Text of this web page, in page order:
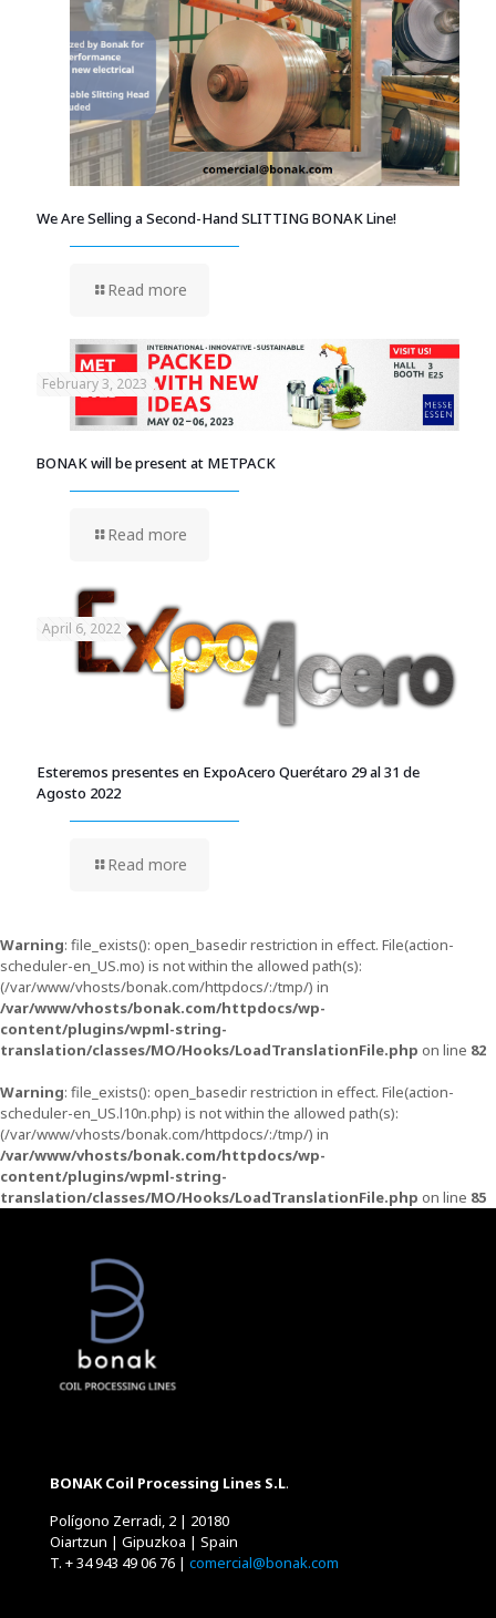
We Are Selling a Second-Hand SLITTING BONAK Line!
Read more
February 3, 2023
BONAK will be present at METPACK
Read more
April 6, 2022
Esteremos presentes en ExpoAcero Querétaro 29 al 31 de
Agosto 2022
Read more
BONAK Coil Processing Lines S.L.
Polígono Zerradi, 2 | 20180
Oiartzun | Gipuzkoa | Spain
T. + 34 943 49 06 76 | comercial@bonak.com
Warning: file_exists(): open_basedir restriction in effect. File(action-
scheduler-en_US.mo) is not within the allowed path(s):
(/var/www/vhosts/bonak.com/httpdocs/:/tmp/) in
/var/www/vhosts/bonak.com/httpdocs/wp-
content/plugins/wpml-string-
translation/classes/MO/Hooks/LoadTranslationFile.php on line 82
Warning: file_exists(): open_basedir restriction in effect. File(action-
scheduler-en_US.l10n.php) is not within the allowed path(s):
(/var/www/vhosts/bonak.com/httpdocs/:/tmp/) in
/var/www/vhosts/bonak.com/httpdocs/wp-
content/plugins/wpml-string-
translation/classes/MO/Hooks/LoadTranslationFile.php on line 85